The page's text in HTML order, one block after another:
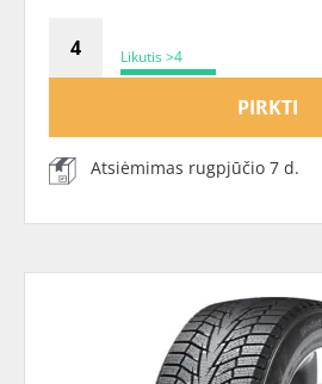
Likutis >4
PIRKTI
Atsiėmimas rugpjūčio 7 d.